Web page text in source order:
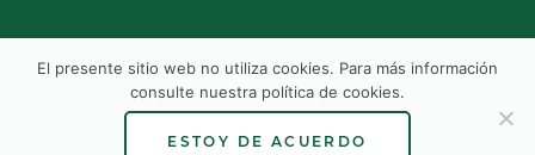
ICOMOS 2026 Copyright © Todos los derechos reservados
Términos y condiciones
El presente sitio web no utiliza cookies. Para más información
consulte nuestra política de cookies.
ESTOY DE ACUERDO